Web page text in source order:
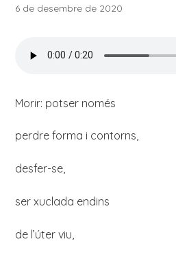
6 de desembre de 2020
Morir: potser només
perdre forma i contorns,
desfer-se,
ser xuclada endins
de l’úter viu,